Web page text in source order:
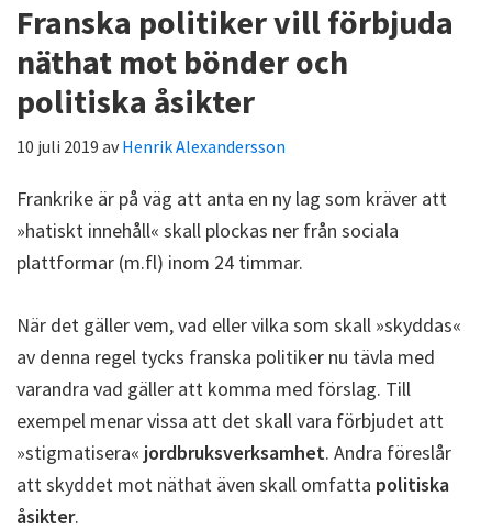
Franska politiker vill förbjuda
näthat mot bönder och
politiska åsikter
10 juli 2019 avHenrik Alexandersson
Frankrike är på väg att anta en ny lag som kräver att
»hatiskt innehåll« skall plockas ner från sociala
plattformar (m.fl) inom 24 timmar.
När det gäller vem, vad eller vilka som skall »skyddas«
av denna regel tycks franska politiker nu tävla med
varandra vad gäller att komma med förslag. Till
exempel menar vissa att det skall vara förbjudet att
»stigmatisera« jordbruksverksamhet. Andra föreslår
att skyddet mot näthat även skall omfatta politiska
åsikter.